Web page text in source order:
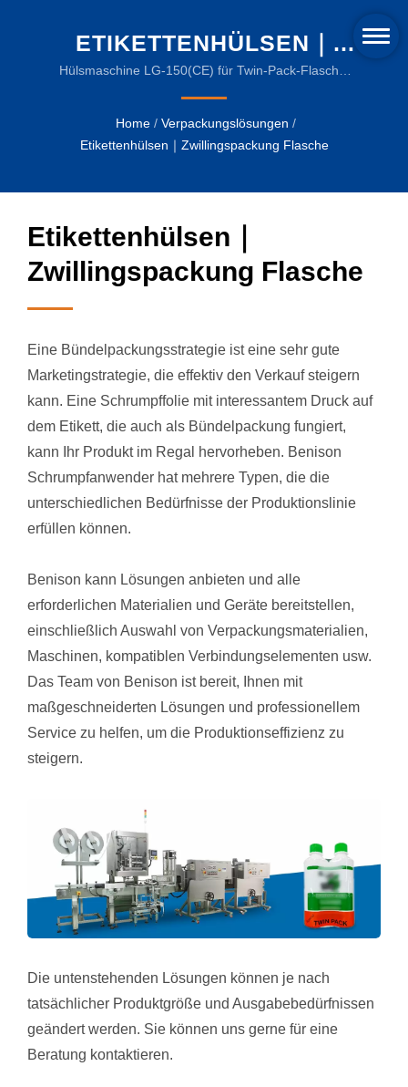
ETIKETTENHÜLSEN｜
ZWILLINGSPACKUNG
FLASCHE | INNOVATIVE
SCHRUMPFMASCHINEN
Hülsmaschine LG-150(CE) für Twin-Pack-Flasche|
Home / Verpackungslösungen /
Etikettenhülsen｜Zwillingspackung Flasche
Etikettenhülsen｜
Zwillingspackung Flasche
Eine Bündelpackungsstrategie ist eine sehr gute
Marketingstrategie, die effektiv den Verkauf steigern
kann. Eine Schrumpffolie mit interessantem Druck auf
dem Etikett, die auch als Bündelpackung fungiert,
kann Ihr Produkt im Regal hervorheben. Benison
Schrumpfanwender hat mehrere Typen, die die
unterschiedlichen Bedürfnisse der Produktionslinie
erfüllen können.
Benison kann Lösungen anbieten und alle
erforderlichen Materialien und Geräte bereitstellen,
einschließlich Auswahl von Verpackungsmaterialien,
Maschinen, kompatiblen Verbindungselementen usw.
Das Team von Benison ist bereit, Ihnen mit
maßgeschneiderten Lösungen und professionellem
Service zu helfen, um die Produktionseffizienz zu
steigern.
Die untenstehenden Lösungen können je nach
tatsächlicher Produktgröße und Ausgabebedürfnissen
geändert werden. Sie können uns gerne für eine
Beratung kontaktieren.